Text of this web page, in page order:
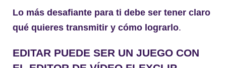
Lo más desafiante para ti debe ser tener claro
qué quieres transmitir y cómo lograrlo.
EDITAR PUEDE SER UN JUEGO CON